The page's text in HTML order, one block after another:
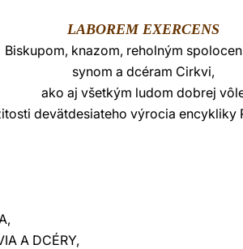
LATINE
LABOREM EXERCENS
Biskupom, knazom, reholným
synom a dcéram Cirkvi,
ako aj všetkým ludom dobrej
devätdesiateho výrocia encykliky
A DCÉRY,